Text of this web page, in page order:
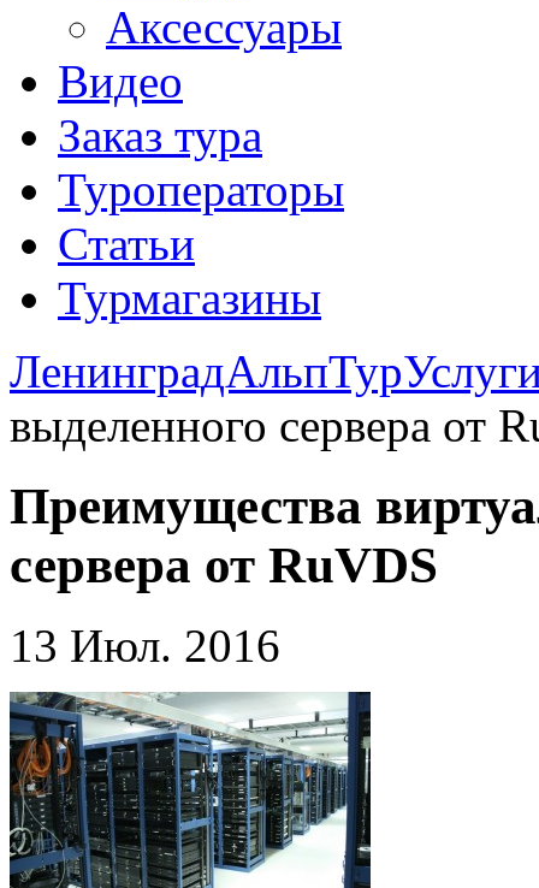
Аксессуары
Видео
Заказ тура
Туроператоры
Статьи
Турмагазины
ЛенинградАльпТур
выделенного сервера от
Преимущества
сервера от RuVDS
13 Июл. 2016